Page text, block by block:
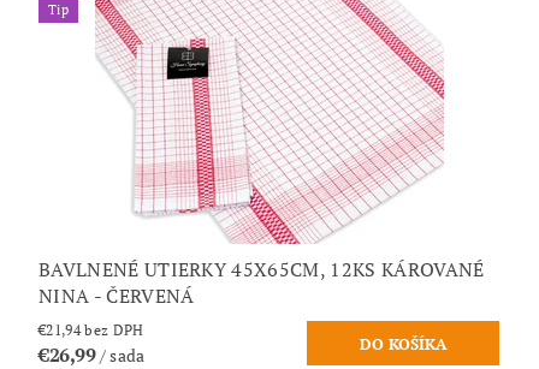
Tip
BAVLNENÉ UTIERKY 45X65CM, 12KS KÁROVANÉ
NINA - ČERVENÁ
€21,94 bez DPH
€26,99/ sada